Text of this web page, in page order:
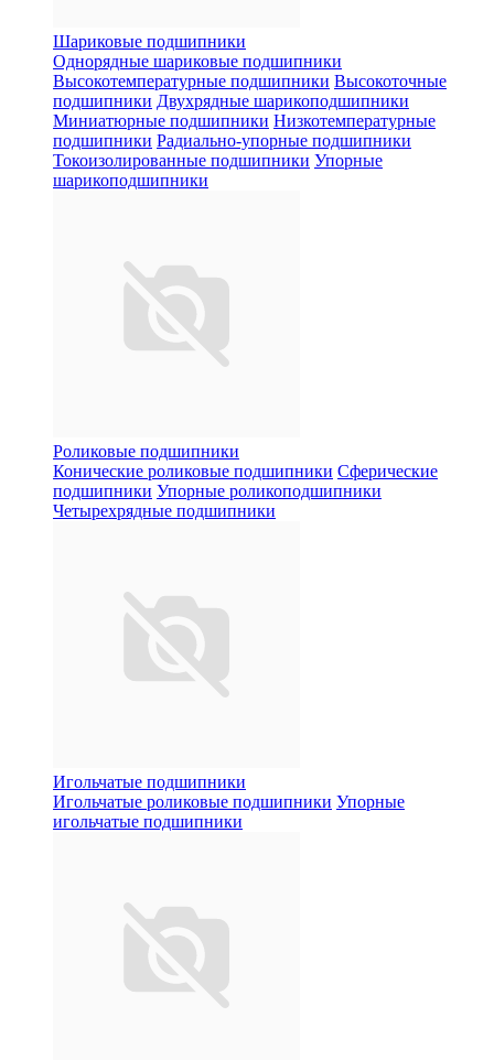
Шариковые подшипники
Однорядные шариковые подшипники
Высокотемпературные подшипники Высокоточные
подшипники Двухрядные шарикоподшипники
Миниатюрные подшипники Низкотемпературные
подшипники Радиально-упорные подшипники
Токоизолированные подшипники Упорные
шарикоподшипники
Роликовые подшипники
Конические роликовые подшипники Сферические
подшипники Упорные роликоподшипники
Четырехрядные подшипники
Игольчатые подшипники
Игольчатые роликовые подшипники Упорные
игольчатые подшипники